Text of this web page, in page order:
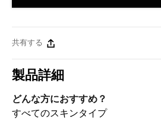
共有する
製品詳細
どんな方におすすめ？
すべてのスキンタイプ